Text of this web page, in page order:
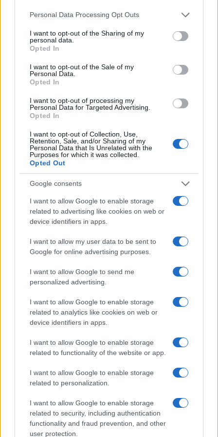
Please note that this website/app uses one or more Google
not limited to your visit or usage behaviour. You may click to
grant or deny consent to Google and its third-party tags to
use your data for below specified purposes in below Google
consent section.
Personal Data Processing Opt Outs
I want to opt-out of the Sharing of my
personal data.
Opted In
I want to opt-out of the Sale of my
Personal Data.
Opted In
I want to opt-out of processing my
Personal Data for Targeted Advertising.
Opted In
I want to opt-out of Collection, Use,
Retention, Sale, and/or Sharing of my
Personal Data that Is Unrelated with the
Purposes for which it was collected.
Opted Out
Google consents
I want to allow Google to enable storage
related to advertising like cookies on web or
device identifiers in apps.
I want to allow my user data to be sent to
Google for online advertising purposes.
I want to allow Google to send me
personalized advertising.
I want to allow Google to enable storage
related to analytics like cookies on web or
device identifiers in apps.
I want to allow Google to enable storage
related to functionality of the website or app.
I want to allow Google to enable storage
related to personalization.
I want to allow Google to enable storage
related to security, including authentication
functionality and fraud prevention, and other
user protection.
ROMA ANTICA Le battaglie di
Bedriaco
24 Ottobre 2018 - 07:00
ROMA ANTICA Bedriaco era una località della
Gallia transpadana distante circa 20 miglia da
Cremona. Situata sulla via che da Cremona
conduceva a Mantova e a Ostiglia. Corrisponde…
Leggi l’articolo →